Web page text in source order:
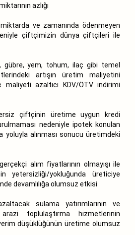
azlığı
ve zamanında ödenmeyen
çiftçimizin dünya çiftçileri ile
gübre, yem, tohum, ilaç gibi temel
artışın üretim maliyetini
maliyeti azaltıcı KDV/ÖTV indirimi
çiftçinin üretime uygun kredi
nedeniyle ipotek konulan
yoluyla alınması sonucu üretimdeki
alım fiyatlarının olmayışı ile
yetersizliği/yokluğunda üreticiye
devamlılığa olumsuz etkisi
sulama yatırımlarının ve
toplulaştırma hizmetlerinin
düşüklüğünün üretime olumsuz